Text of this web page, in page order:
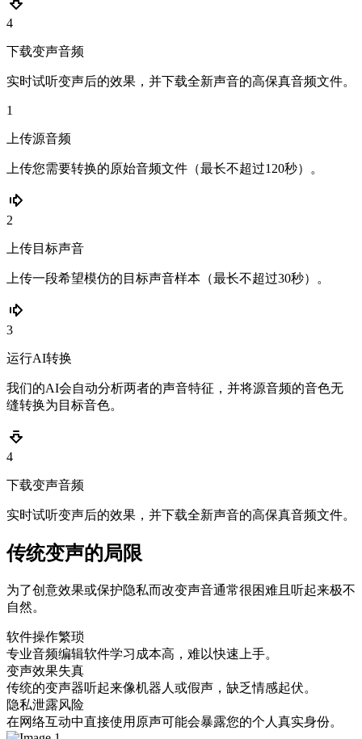
4
下载变声音频
实时试听变声后的效果，并下载全新声音的高保真音频文件。
1
上传源音频
上传您需要转换的原始音频文件（最长不超过120秒）。
2
上传目标声音
上传一段希望模仿的目标声音样本（最长不超过30秒）。
3
运行AI转换
我们的AI会自动分析两者的声音特征，并将源音频的音色无
缝转换为目标音色。
4
下载变声音频
实时试听变声后的效果，并下载全新声音的高保真音频文件。
传统变声的局限
为了创意效果或保护隐私而改变声音通常很困难且听起来极不
自然。
软件操作繁琐
专业音频编辑软件学习成本高，难以快速上手。
变声效果失真
传统的变声器听起来像机器人或假声，缺乏情感起伏。
隐私泄露风险
在网络互动中直接使用原声可能会暴露您的个人真实身份。